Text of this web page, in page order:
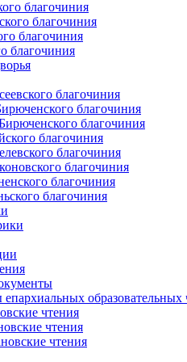
благочиния
благочиния
благочиния
благочиния
благочиния
благочиния
благочиния
благочиния
благочиния
благочиния
благочиния
благочиния
образовательных
чтения
чтения
чтения